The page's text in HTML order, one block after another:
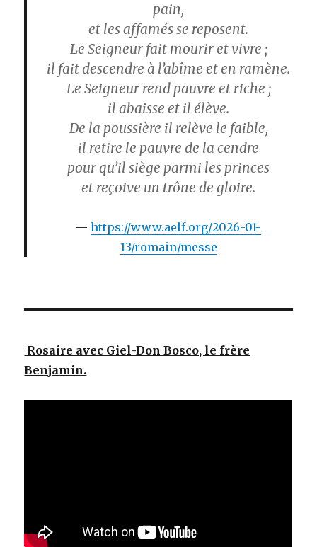
pain,
et les affamés se reposent.
Le Seigneur fait mourir et vivre ;
il fait descendre à l’abîme et en ramène.
Le Seigneur rend pauvre et riche ;
il abaisse et il élève.
De la poussière il relève le faible,
il retire le pauvre de la cendre
pour qu’il siège parmi les princes
et reçoive un trône de gloire.
https://www.aelf.org/2026-01-
13/romain/messe
Rosaire avec Giel-Don Bosco, le frère
Benjamin.